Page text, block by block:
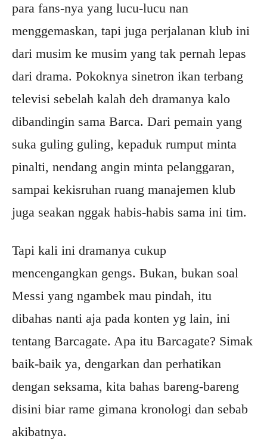
para fans-nya yang lucu-lucu nan
menggemaskan, tapi juga perjalanan klub ini
dari musim ke musim yang tak pernah lepas
dari drama. Pokoknya sinetron ikan terbang
televisi sebelah kalah deh dramanya kalo
dibandingin sama Barca. Dari pemain yang
suka guling guling, kepaduk rumput minta
pinalti, nendang angin minta pelanggaran,
sampai kekisruhan ruang manajemen klub
juga seakan nggak habis-habis sama ini tim.
Tapi kali ini dramanya cukup
mencengangkan gengs. Bukan, bukan soal
Messi yang ngambek mau pindah, itu
dibahas nanti aja pada konten yg lain, ini
tentang Barcagate. Apa itu Barcagate? Simak
baik-baik ya, dengarkan dan perhatikan
dengan seksama, kita bahas bareng-bareng
disini biar rame gimana kronologi dan sebab
akibatnya.